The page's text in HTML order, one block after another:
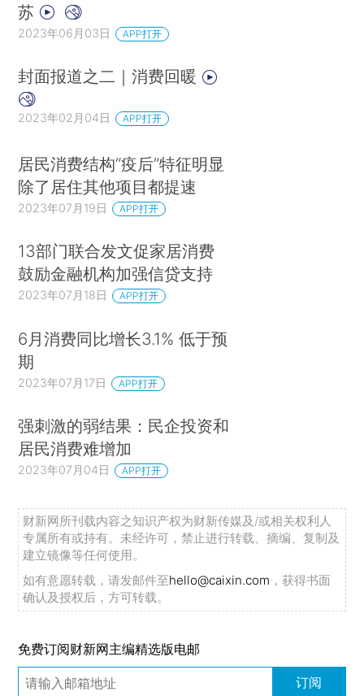
苏
2023年06月03日 APP打开
封面报道之二｜消费回暖
2023年02月04日 APP打开
居民消费结构“疫后”特征明显
除了居住其他项目都提速
2023年07月19日 APP打开
13部门联合发文促家居消费
鼓励金融机构加强信贷支持
2023年07月18日 APP打开
6月消费同比增长3.1% 低于预
期
2023年07月17日 APP打开
强刺激的弱结果：民企投资和
居民消费难增加
2023年07月04日 APP打开
财新网所刊载内容之知识产权为财新传媒及/或相关权利人
专属所有或持有。未经许可，禁止进行转载、摘编、复制及
建立镜像等任何使用。
如有意愿转载，请发邮件至hello@caixin.com ，获得书面
确认及授权后，方可转载。
免费订阅财新网主编精选版电邮
订阅